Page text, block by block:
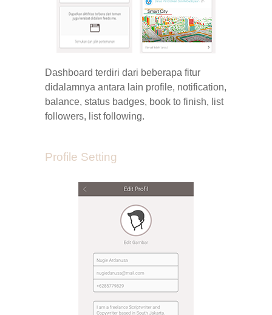
Dashboard terdiri dari beberapa fitur
didalamnya antara lain profile, notification,
balance, status badges, book to finish, list
followers, list following.
Profile Setting